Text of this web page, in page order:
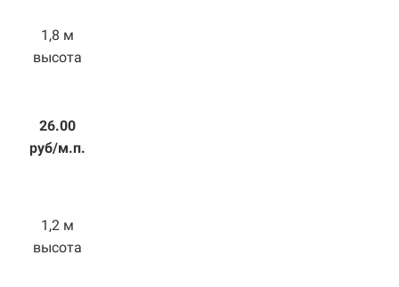
1,8 м
высота
26.00
руб/м.п.
1,2 м
высота